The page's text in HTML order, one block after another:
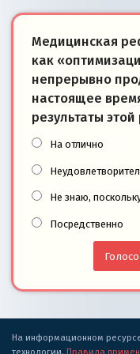
Медицинская
как
непрерывно
настоящее
результаты
На отлично
Не знаю,
Посредственно
На информационном
технологии. Правила